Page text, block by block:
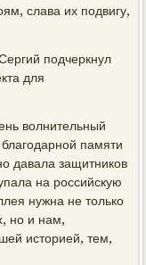
слава их подвигу,
подчеркнул
для
волнительный
памяти
давала защитников
на российскую
нужна не только
но и нам,
историей, тем,